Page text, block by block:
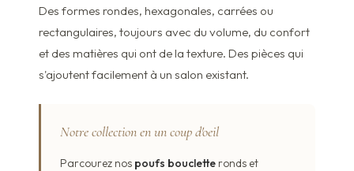
Des formes rondes, hexagonales, carrées ou
rectangulaires, toujours avec du volume, du confort
et des matières qui ont de la texture. Des pièces qui
s'ajoutent facilement à un salon existant.
Notre collection en un coup d'oeil
Parcourez nos poufs bouclette ronds et